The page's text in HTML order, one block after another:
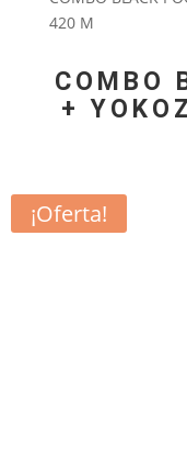
420 M
COMBO
+
¡Oferta!